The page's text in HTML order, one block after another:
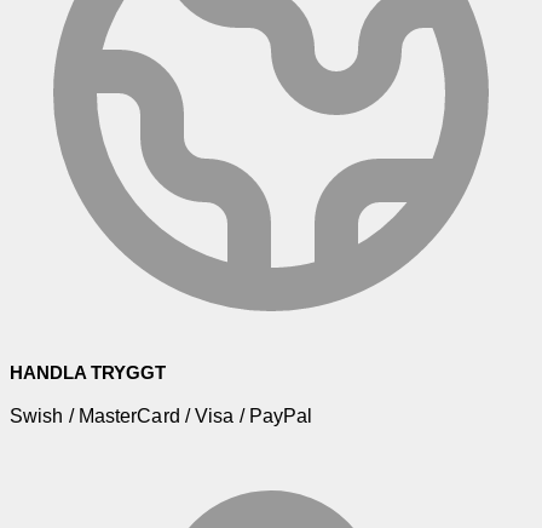
HANDLA TRYGGT
Swish / MasterCard / Visa / PayPal